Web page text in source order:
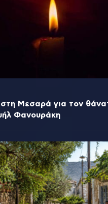
Μεσαρά για τον
Φανουράκη